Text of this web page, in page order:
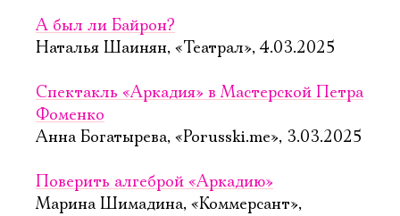
А был ли Байрон?
Наталья Шаинян, «Театрал», 4.03.2025
Спектакль «Аркадия» в Мастерской Петра
Фоменко
Анна Богатырева, «Porusski.me», 3.03.2025
Поверить алгеброй «Аркадию»
Марина Шимадина, «Коммерсант»,